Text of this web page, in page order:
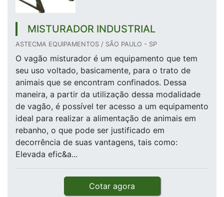
MISTURADOR INDUSTRIAL
ASTECMA EQUIPAMENTOS / SÃO PAULO - SP
O vagão misturador é um equipamento que tem
seu uso voltado, basicamente, para o trato de
animais que se encontram confinados. Dessa
maneira, a partir da utilização dessa modalidade
de vagão, é possível ter acesso a um equipamento
ideal para realizar a alimentação de animais em
rebanho, o que pode ser justificado em
decorrência de suas vantagens, tais como:
Elevada efic&a...
Cotar agora